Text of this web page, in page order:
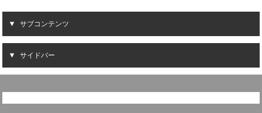
サブコンテンツ
サイドバー